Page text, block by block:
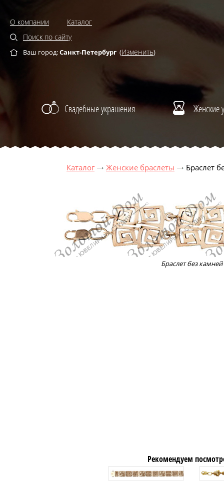
О компании
Каталог
Поиск по сайту
Ваш город:Санкт-Петербург (Изменить)
Свадебные украшения Женские
Каталог Женские браслеты Браслет
Браслет без камней
Рекомендуем